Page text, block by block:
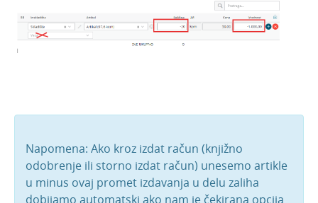
Napomena: Ako kroz izdat račun (knjižno
odobrenje ili storno izdat račun) unesemo artikle
u minus ovaj promet izdavanja u delu zaliha
dobijamo automatski ako nam je čekirana opcija